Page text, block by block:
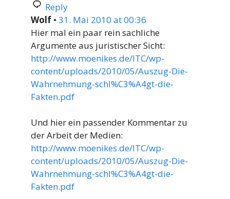
Reply
Wolf • 31. Mai 2010 at 00:36
Hier mal ein paar rein sachliche
Argumente aus juristischer Sicht:
http://www.moenikes.de/ITC/wp-
content/uploads/2010/05/Auszug-Die-
Wahrnehmung-schl%C3%A4gt-die-
Fakten.pdf
Und hier ein passender Kommentar zu
der Arbeit der Medien:
http://www.moenikes.de/ITC/wp-
content/uploads/2010/05/Auszug-Die-
Wahrnehmung-schl%C3%A4gt-die-
Fakten.pdf